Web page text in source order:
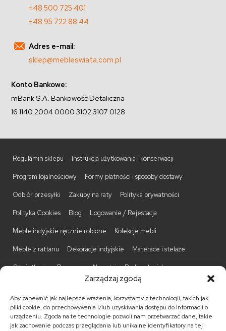
Zarządzaj zgodą
Aby zapewnić jak najlepsze wrażenia, korzystamy z technologii, takich jak
pliki cookie, do przechowywania i/lub uzyskiwania dostępu do informacji o
urządzeniu. Zgoda na te technologie pozwoli nam przetwarzać dane, takie
jak zachowanie podczas przeglądania lub unikalne identyfikatory na tej
+48 500 725 401
+48 95 722 88 44
Adres e-mail:
sklep@mebleswiata.com.pl
Konto Bankowe:
mBank S.A. Bankowość Detaliczna
16 1140 2004 0000 3102 3107 0128
Regulamin sklepu Instrukcja użytkowania i konserwacji
Program lojalnościowy Formy płatności i sposoby dostawy
Odbiór przesyłki Zakupy na raty Polityka prywatności
Polityka Cookies Blog Logowanie / Rejestacja
Meble indyjskie ręcznie robione Kolekcje mebli
Meble z rattanu Dekoracje indyjskie Materace i stelaże
Oświetlenie Promocje Nowości Barki kolonialne
Komody kolonialne Krzesła kolonialne
Kufry indyjskie Ławki kolonialne Łóżka kolonialne
Parawany kolonialne Półki kolonialne Regały kolonialne